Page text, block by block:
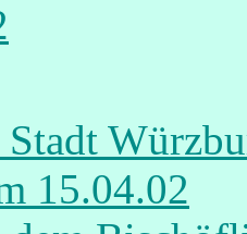
15.04.02